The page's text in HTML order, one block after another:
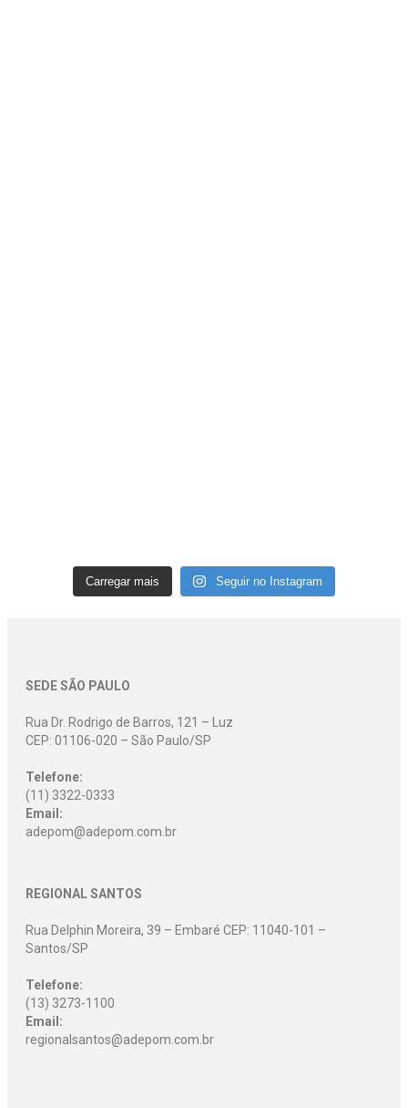
Carregar mais Seguir no Instagram
SEDE SÃO PAULO
Rua Dr. Rodrigo de Barros, 121 – Luz
CEP: 01106-020 – São Paulo/SP
Telefone:
(11) 3322-0333
Email:
adepom@adepom.com.br
REGIONAL SANTOS
Rua Delphin Moreira, 39 – Embaré CEP: 11040-101 –
Santos/SP
Telefone:
(13) 3273-1100
Email:
regionalsantos@adepom.com.br